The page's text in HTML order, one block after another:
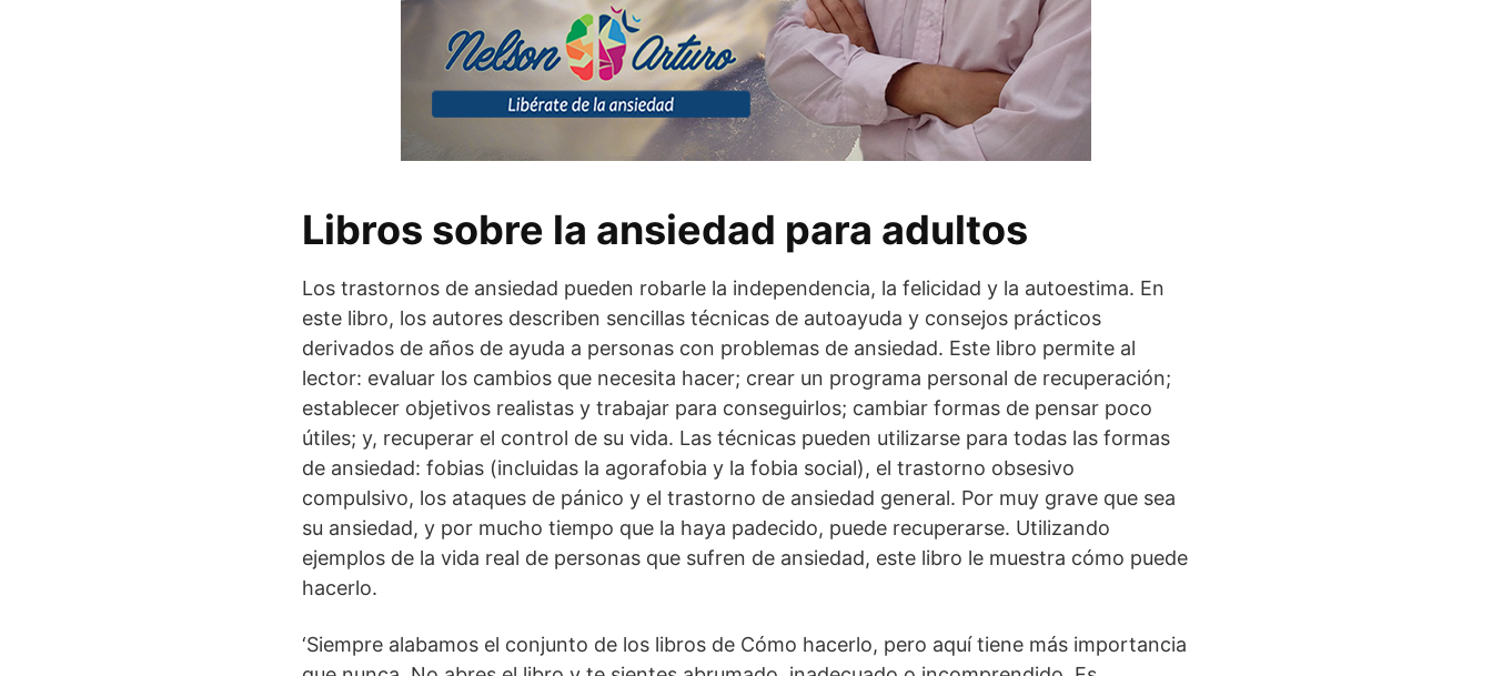
Libros sobre la ansiedad para adultos
Los trastornos de ansiedad pueden robarle la independencia, la felicidad y la autoestima. En
este libro, los autores describen sencillas técnicas de autoayuda y consejos prácticos
derivados de años de ayuda a personas con problemas de ansiedad. Este libro permite al
lector: evaluar los cambios que necesita hacer; crear un programa personal de recuperación;
establecer objetivos realistas y trabajar para conseguirlos; cambiar formas de pensar poco
útiles; y, recuperar el control de su vida. Las técnicas pueden utilizarse para todas las formas
de ansiedad: fobias (incluidas la agorafobia y la fobia social), el trastorno obsesivo
compulsivo, los ataques de pánico y el trastorno de ansiedad general. Por muy grave que sea
su ansiedad, y por mucho tiempo que la haya padecido, puede recuperarse. Utilizando
ejemplos de la vida real de personas que sufren de ansiedad, este libro le muestra cómo puede
hacerlo.
‘Siempre alabamos el conjunto de los libros de Cómo hacerlo, pero aquí tiene más importancia